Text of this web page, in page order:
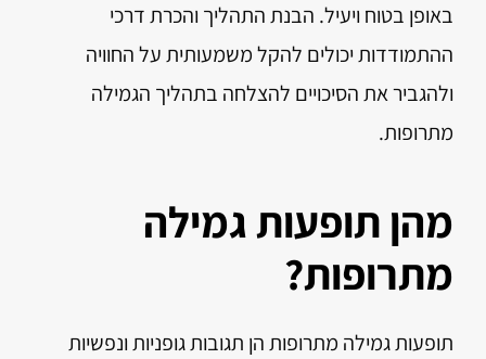
באופן בטוח ויעיל. הבנת התהליך והכרת דרכי
ההתמודדות יכולים להקל משמעותית על החוויה
ולהגביר את הסיכויים להצלחה בתהליך הגמילה
מתרופות.
מהן תופעות גמילה
מתרופות?
תופעות גמילה מתרופות הן תגובות גופניות ונפשיות